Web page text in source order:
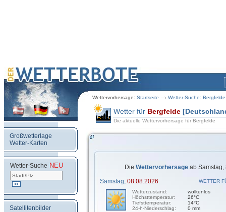
Wettervorhersage: Startseite Wetter-Suche: Bergfelde
Großwetterlage
Wetter-Karten
Wetter-Suche NEU
Satellitenbilder
Wetter für Bergfelde
Die aktuelle Wettervorhersage für Bergfelde
Die Wettervorhersage ab Samstag,
Samstag, 08.08.2026
WETTER
Wetterzustand:
Höchsttemperatur:
Tiefsttemperatur:
24-h-Niederschlag:
wolkenlos
26°C
14°C
0 mm